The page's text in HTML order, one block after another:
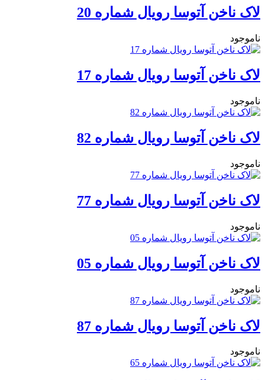
لاک ناخن آتوسا رویال شماره 20
ناموجود
لاک ناخن آتوسا رویال شماره 17
ناموجود
لاک ناخن آتوسا رویال شماره 82
ناموجود
لاک ناخن آتوسا رویال شماره 77
ناموجود
لاک ناخن آتوسا رویال شماره‌ 05
ناموجود
لاک ناخن آتوسا رویال شماره‌ 87
ناموجود